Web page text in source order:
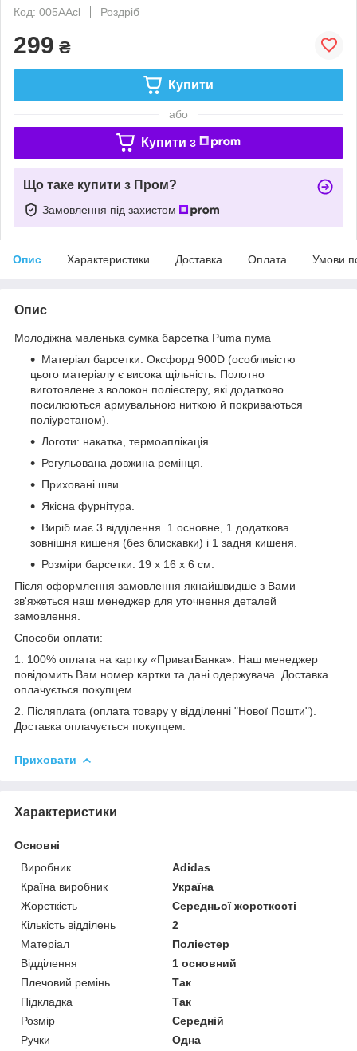
Код: 005AAcl
Роздріб
299 ₴
Купити
або
Купити з
Що таке купити з Пром?
Замовлення під захистом
Опис Характеристики Доставка Оплата Умови
Опис
Молодіжна маленька сумка барсетка Puma пума
Матеріал барсетки: Оксфорд 900D (особливістю
цього матеріалу є висока щільність. Полотно
виготовлене з волокон поліестеру, які додатково
посилюються армувальною ниткою й покриваються
поліуретаном).
Логоти: накатка, термоаплікація.
Регульована довжина ремінця.
Приховані шви.
Якісна фурнітура.
Виріб має 3 відділення. 1 основне, 1 додаткова
зовнішня кишеня (без блискавки) і 1 задня кишеня.
Розміри барсетки: 19 х 16 х 6 см.
Після оформлення замовлення якнайшвидше з Вами
зв'яжеться наш менеджер для уточнення деталей
замовлення.
Способи оплати:
1. 100% оплата на картку «ПриватБанка». Наш менеджер
повідомить Вам номер картки та дані одержувача. Доставка
оплачується покупцем.
2. Післяплата (оплата товару у відділенні "Нової Пошти").
Доставка оплачується покупцем.
Приховати
Характеристики
Основні
Виробник
Adidas
Країна виробник
Україна
Жорсткість
Середньої жорсткості
Кількість відділень
2
Матеріал
Поліестер
Відділення
1 основний
Плечовий ремінь
Так
Підкладка
Так
Розмір
Середній
Ручки
Одна